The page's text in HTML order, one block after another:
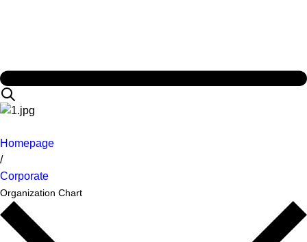
Homepage
/
Corporate
Organization Chart